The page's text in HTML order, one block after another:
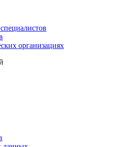
организациях